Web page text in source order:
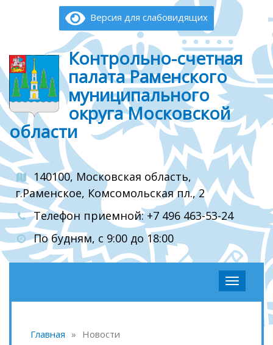
Версия для слабовидящих
Контрольно-счетная
палата Раменского
муниципального
округа Московской
области
140100, Московская область,
г.Раменское, Комсомольская пл., 2
Телефон приемной: +7 496 463-53-24
По будням, с 9:00 до 18:00
Главная » Новости